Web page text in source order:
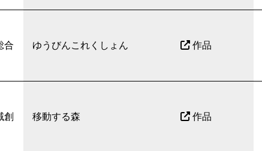
合
ゆうびんこれくしょん 作品
移動する森 作品